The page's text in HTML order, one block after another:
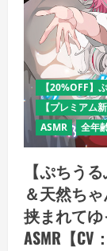
【20%OFF】
【プレミアム
ASMR
全年
【ぷちう
＆天然ち
挟まれてゆ
ASMR【CV